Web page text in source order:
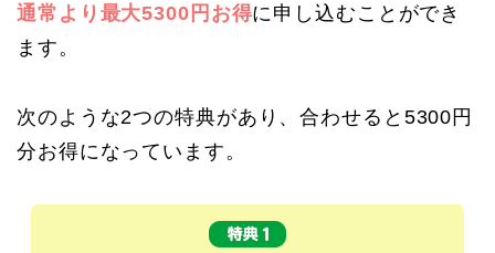
通常より最大5300円お得に申し込むことができ
ます。
次のような2つの特典があり、合わせると5300円
分お得になっています。